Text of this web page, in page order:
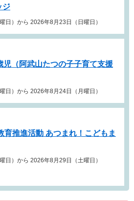
ジ
日）から 2026年8月23日（日曜日）
（阿武山たつの子子育て支援
日）から 2026年8月24日（月曜日）
育推進活動 あつまれ！こどもま
日）から 2026年8月29日（土曜日）